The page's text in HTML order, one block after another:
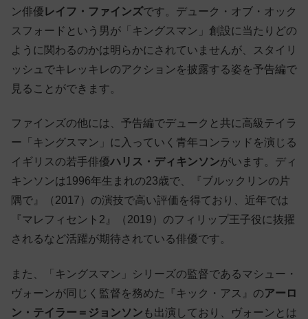
ン俳優 レイフ・ファインズです。デューク・オブ・オック
スフォードという男が「キングスマン」創設に当たりどの
ように関わるのかは明らかにされていませんが、スタイリ
ッシュでキレッキレのアクションを披露する姿を予告編で
見ることができます。
ファインズの他には、予告編でデュークと共に高級テイラ
ー「キングスマン」に入っていく青年コンラッドを演じる
イギリスの若手俳優ハリス・ディキンソンがいます。ディ
キンソンは1996年生まれの23歳で、『ブルックリンの片
隅で』（2017）の演技で高い評価を得ており、近年では
『マレフィセント2』（2019）のフィリップ王子役に抜擢
されるなど活躍が期待されている俳優です。
また、「キングスマン」シリーズの監督であるマシュー・
ヴォーンが同じく監督を務めた『キック・アス』のアーロ
ン・テイラー＝ジョンソン も出演しており、ヴォーンとは